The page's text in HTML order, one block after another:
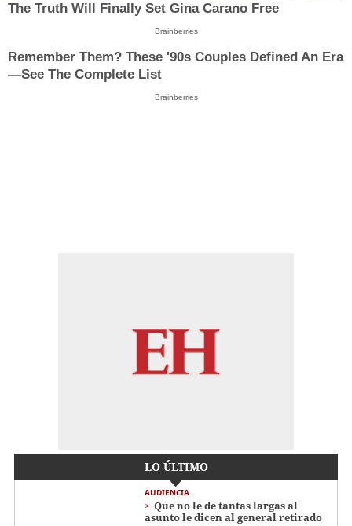
The Truth Will Finally Set Gina Carano Free
Brainberries
Remember Them? These '90s Couples Defined An Era
—See The Complete List
Brainberries
LO ÚLTIMO
AUDIENCIA
Que no le de tantas largas al
asunto le dicen al general retirado